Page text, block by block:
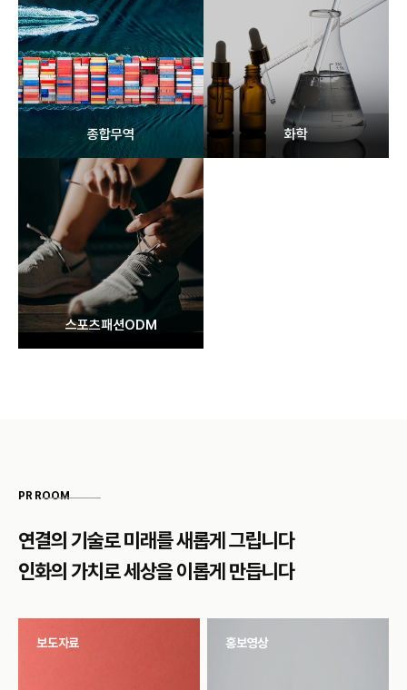
종합무역 화학
스포츠패션ODM
PR ROOM
연결의 기술로 미래를 새롭게 그립니다
인화의 가치로 세상을 이롭게 만듭니다
보도자료 홍보영상